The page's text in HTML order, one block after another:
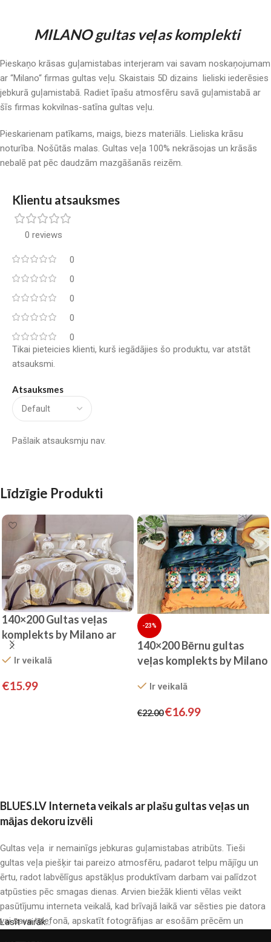
MILANO gultas veļas komplekti
Pieskaņo krāsas guļamistabas interjeram vai savam noskaņojumam
ar “Milano“ firmas gultas veļu. Skaistais 5D dizains lieliski iederēsies
jebkurā guļamistabā. Radiet īpašu atmosfēru savā guļamistabā ar
šīs firmas kokvilnas-satīna gultas veļu.
Pieskarienam patīkams, maigs, biezs materiāls. Lieliska krāsu
noturība. Nošūtās malas. Gultas veļa 100% nekrāsojas un krāsās
nebalē pat pēc daudzām mazgāšanās reizēm.
Klientu atsauksmes
0 reviews
0
0
0
0
0
Atsauksmes
Pašlaik atsauksmju nav.
Tikai pieteicies klienti, kurš iegādājies šo produktu, var atstāt
atsauksmi.
Līdzīgie Produkti
140×200 Gultas veļas
komplekts by Milano ar
palagu/ 100% KOKVILNA
SATĪNS
Ir veikalā
€15.99
-23%
140×200 Bērnu gultas
veļas komplekts by Milano
KOKVILNA SATĪNS
Ir veikalā
€22.00€16.99
BLUES.LV Interneta veikals ar plašu gultas veļas un
mājas dekoru izvēli
Gultas veļa ir nemainīgs jebkuras guļamistabas atribūts. Tieši
gultas veļa piešķir tai pareizo atmosfēru, padarot telpu mājīgu un
ērtu, radot labvēlīgus apstākļus produktīvam darbam vai palīdzot
atpūsties pēc smagas dienas. Arvien biežāk klienti vēlas veikt
pasūtījumu interneta veikalā, kad brīvajā laikā var sēsties pie datora
vai sava telefonā, apskatīt fotogrāfijas ar esošām prēcēm un
Lasīt vairāk...